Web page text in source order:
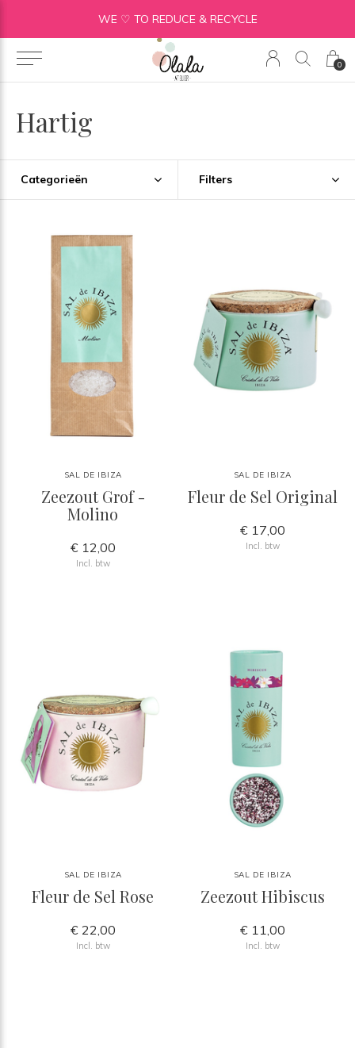
0
WE ♡ TO REDUCE & RECYCLE
Hartig
Categorieën Filters
SAL DE IBIZA
Zeezout Grof -
Molino
€ 12,00
Incl. btw
SAL DE IBIZA
Fleur de Sel Original
€ 17,00
Incl. btw
SAL DE IBIZA
Fleur de Sel Rose
€ 22,00
Incl. btw
SAL DE IBIZA
Zeezout Hibiscus
€ 11,00
Incl. btw